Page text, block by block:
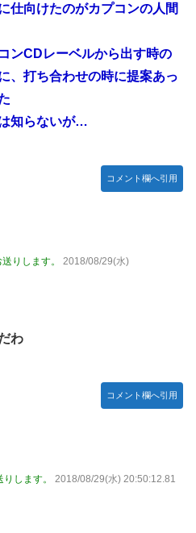
仕向けたのがカプコンの人間
ンCDレーベルから出す時の
、打ち合わせの時に提案あっ
知らないが…
コメント欄へ引用
りします。
2018/08/29(水)
わ
コメント欄へ引用
します。
2018/08/29(水) 20:50:12.81